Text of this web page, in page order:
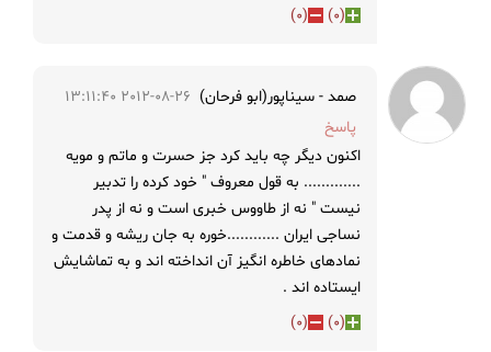
(
0
)
(
0
)
صمد - سیناپور(ابو فرحان) 2012-08-26 13:11:40
پاسخ
اکنون دیگر چه باید کرد جز حسرت و ماتم و مویه
............. به قول معروف " خود کرده را تدبیر
نیست " نه از طاووس خبری است و نه از پدر
نساجی ایران ............خوره به جان ریشه و قدمت و
نمادهای خاطره انگیز آن انداخته اند و به تماشایش
ایستاده اند .
(
0
)
(
0
)